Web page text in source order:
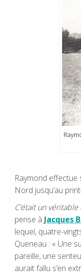
Raymond effectue
Nord jusqu’au
C’était un
pense à Jacques
lequel, quatre-
Queneau : « Une
pareille, une
aurait fallu s’en